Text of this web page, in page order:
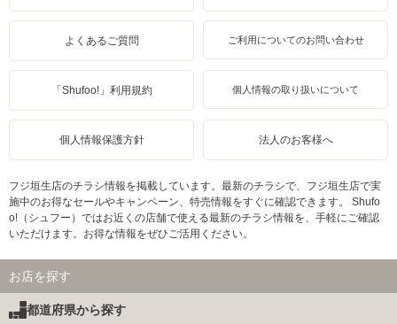
よくあるご質問 ご利用についてのお問い合わせ
「Shufoo!」利用規約 個人情報の取り扱いについて
個人情報保護方針 法人のお客様へ
フジ垣生店のチラシ情報を掲載しています。最新のチラシで、フジ垣生店で実
施中のお得なセールやキャンペーン、特売情報をすぐに確認できます。 Shufo
o!（シュフー）ではお近くの店舗で使える最新のチラシ情報を、手軽にご確認
いただけます。お得な情報をぜひご活用ください。
お店を探す
都道府県から探す